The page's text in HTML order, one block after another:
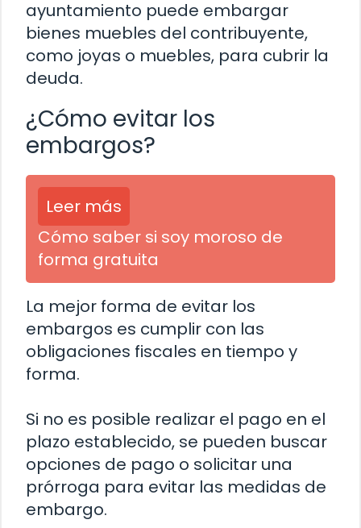
ayuntamiento puede embargar
bienes muebles del contribuyente,
como joyas o muebles, para cubrir la
deuda.
¿Cómo evitar los
embargos?
Leer más
Cómo saber si soy moroso de
forma gratuita
La mejor forma de evitar los
embargos es cumplir con las
obligaciones fiscales en tiempo y
forma.
Si no es posible realizar el pago en el
plazo establecido, se pueden buscar
opciones de pago o solicitar una
prórroga para evitar las medidas de
embargo.